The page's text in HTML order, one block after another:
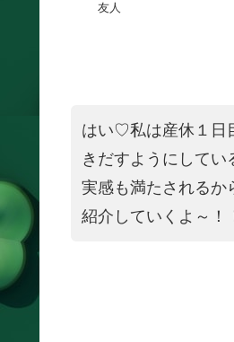
友人
はい♡私は産休１日
きだすようにして
実感も満たされるか
紹介していくよ～！